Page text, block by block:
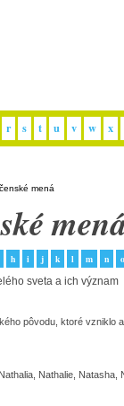
r s t u v w x
mená
h i j k l m n o
sveta a ich význam
pôvodu, ktoré vzniklo
Nathalie, Natasha,